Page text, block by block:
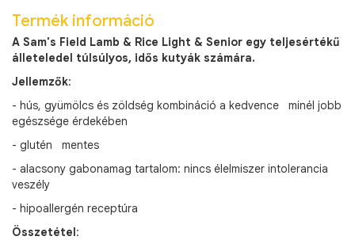
Termék információ
A Sam's Field Lamb & Rice Light & Senior egy teljesértékű
álleteledel túlsúlyos, idős kutyák számára.
Jellemzők:
- hús, gyümölcs és zöldség kombináció a kedvence minél jobb
egészsége érdekében
- glutén mentes
- alacsony gabonamag tartalom: nincs élelmiszer intolerancia
veszély
- hipoallergén receptúra
Összetétel: